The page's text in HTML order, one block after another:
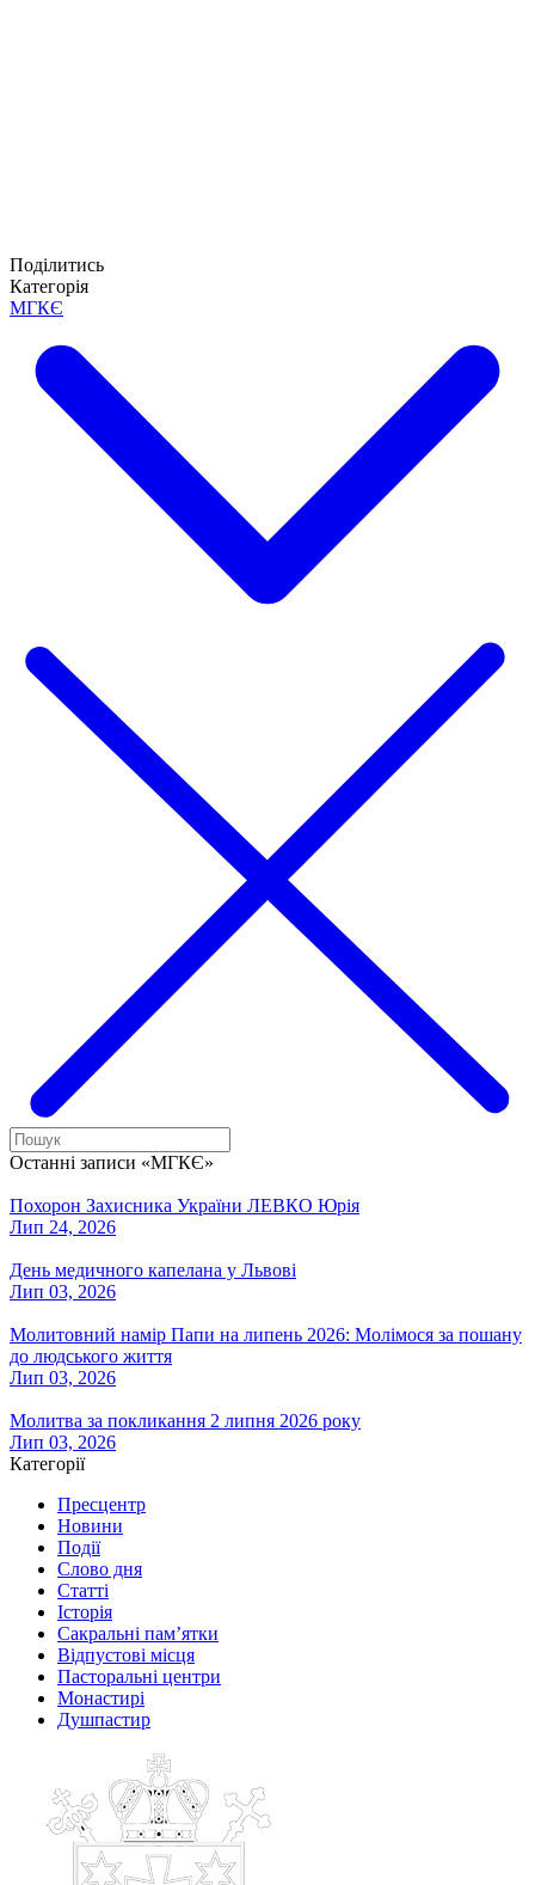
Поділитись
Категорія
МГКЄ
Останні записи «МГКЄ»
Похорон Захисника України ЛЕВКО Юрія
Лип 24, 2026
День медичного капелана у Львові
Лип 03, 2026
Молитовний намір Папи на липень 2026: Молімося за пошану
до людського життя
Лип 03, 2026
Молитва за покликання 2 липня 2026 року
Лип 03, 2026
Категорії
Пресцентр
Новини
Події
Слово дня
Статті
Історія
Сакральні пам’ятки
Відпустові місця
Пасторальні центри
Монастирі
Душпастир